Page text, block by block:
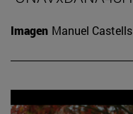
Imagen Manuel Castells